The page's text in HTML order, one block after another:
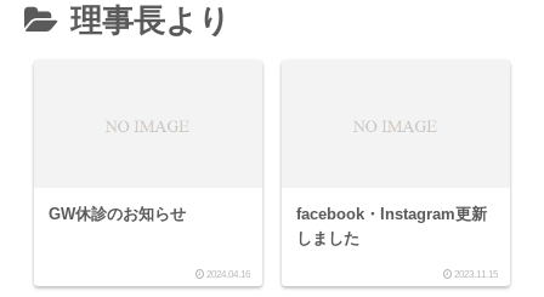
理事長より
GW休診のお知らせ
2024.04.16
facebook・Instagram更新
しました
2023.11.15